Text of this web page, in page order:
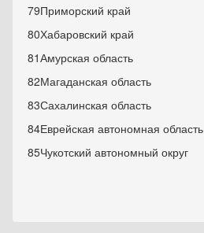
79Приморский край
80Хабаровский край
81Амурская область
82Магаданская область
83Сахалинская область
84Еврейская автономная область
85Чукотский автономный округ